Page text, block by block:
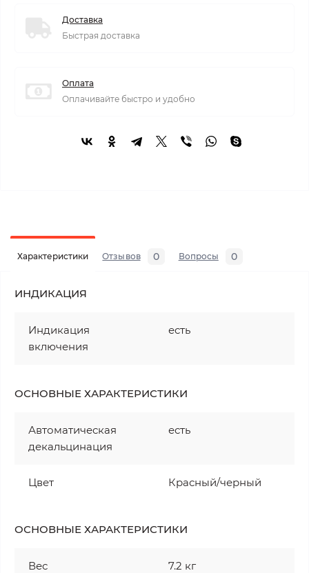
Доставка
Быстрая доставка
Оплата
Оплачивайте быстро и удобно
Характеристики Отзывов 0 Вопросы 0
ИНДИКАЦИЯ
Индикация
включения
есть
ОСНОВНЫЕ ХАРАКТЕРИСТИКИ
Автоматическая
декальцинация
есть
Цвет Красный/черный
ОСНОВНЫЕ ХАРАКТЕРИСТИКИ
Вес 7.2 кг